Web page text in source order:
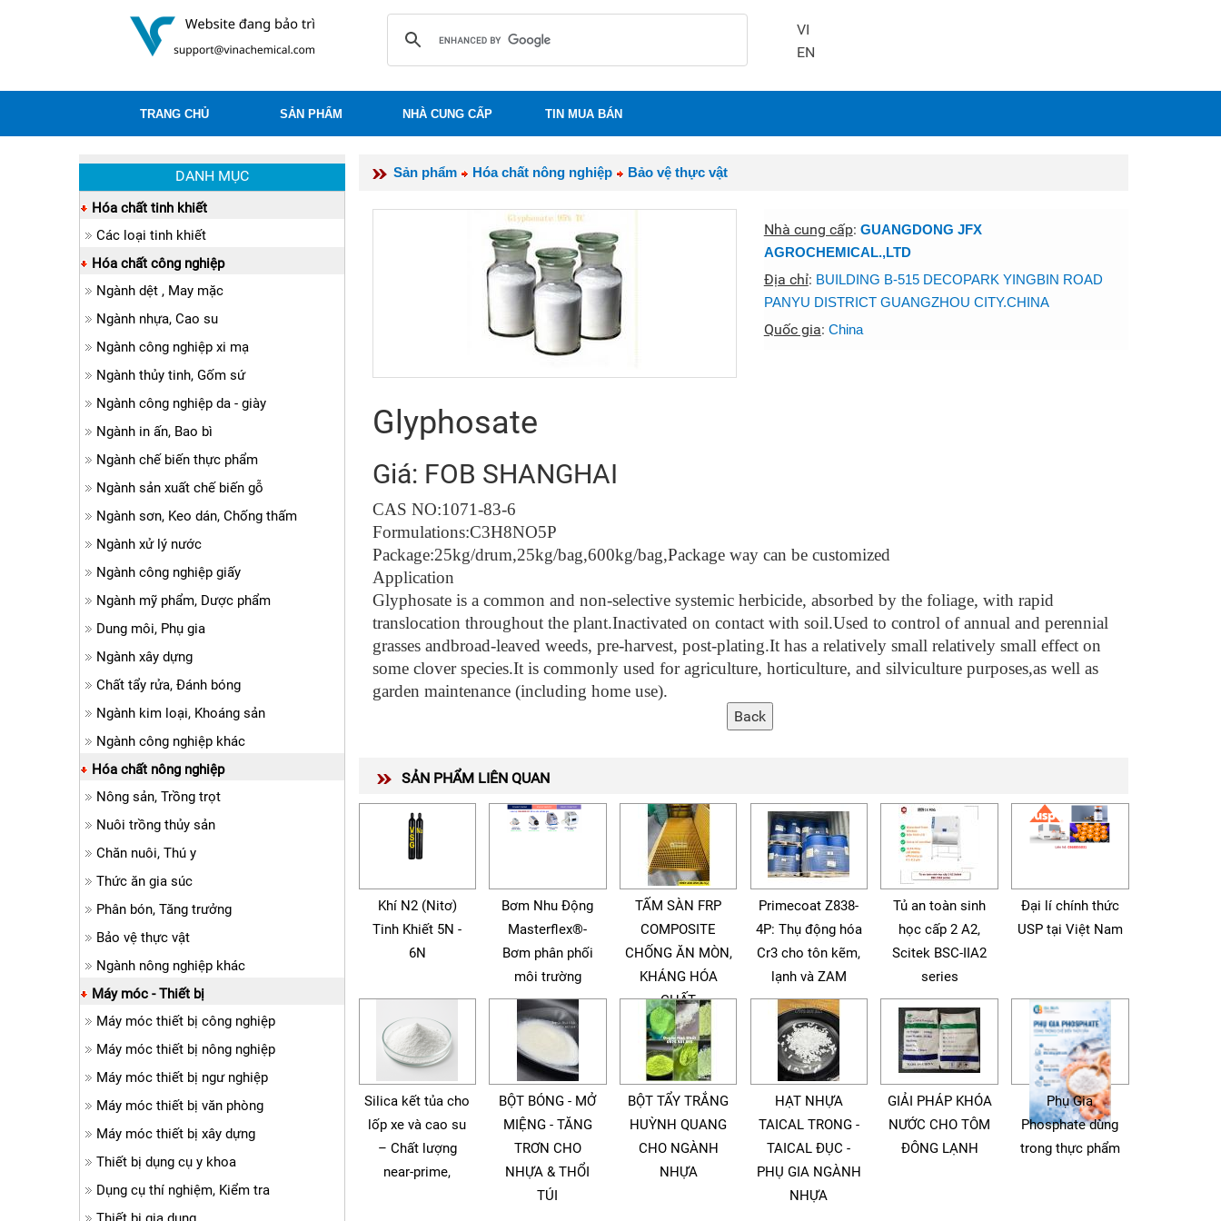
VI
EN
TRANG CHỦ SẢN PHẨM NHÀ CUNG CẤP TIN MUA BÁN
Sản phẩm Hóa chất nông nghiệp Bảo vệ thực vật
Nhà cung cấp: GUANGDONG JFX
AGROCHEMICAL.,LTD
Địa chỉ: BUILDING B-515 DECOPARK YINGBIN ROAD
PANYU DISTRICT GUANGZHOU CITY.CHINA
Quốc gia: China
Glyphosate
Giá: FOB SHANGHAI
CAS NO:1071-83-6
Formulations:C3H8NO5P
Package:25kg/drum,25kg/bag,600kg/bag,Package way can be customized
Application
Glyphosate is a common and non-selective systemic herbicide, absorbed by the foliage, with rapid
translocation throughout the plant.Inactivated on contact with soil.Used to control of annual and perennial
grasses andbroad-leaved weeds, pre-harvest, post-plating.It has a relatively small relatively small effect on
some clover species.It is commonly used for agriculture, horticulture, and silviculture purposes,as well as
garden maintenance (including home use).
SẢN PHẨM LIÊN QUAN
Khí N2 (Nitơ)
Tinh Khiết 5N -
6N
Bơm Nhu Động
Masterflex®-
Bơm phân phối
môi trường
TẤM SÀN FRP
COMPOSITE
CHỐNG ĂN MÒN,
KHÁNG HÓA
CHẤT
Primecoat Z838-
4P: Thụ động hóa
Cr3 cho tôn kẽm,
lạnh và ZAM
Tủ an toàn sinh
học cấp 2 A2,
Scitek BSC-IIA2
series
Đại lí chính thức
USP tại Việt Nam
Silica kết tủa cho
lốp xe và cao su
– Chất lượng
near-prime,
BỘT BÓNG - MỞ
MIỆNG - TĂNG
TRƠN CHO
NHỰA & THỔI
TÚI
BỘT TẨY TRẮNG
HUỲNH QUANG
CHO NGÀNH
NHỰA
HẠT NHỰA
TAICAL TRONG -
TAICAL ĐỤC -
PHỤ GIA NGÀNH
NHỰA
GIẢI PHÁP KHÓA
NƯỚC CHO TÔM
ĐÔNG LẠNH
Phụ Gia
Phosphate dùng
trong thực phẩm
DANH MỤC
Hóa chất tinh khiết
Các loại tinh khiết
Hóa chất công nghiệp
Ngành dệt , May mặc
Ngành nhựa, Cao su
Ngành công nghiệp xi mạ
Ngành thủy tinh, Gốm sứ
Ngành công nghiệp da - giày
Ngành in ấn, Bao bì
Ngành chế biến thực phẩm
Ngành sản xuất chế biến gỗ
Ngành sơn, Keo dán, Chống thấm
Ngành xử lý nước
Ngành công nghiệp giấy
Ngành mỹ phẩm, Dược phẩm
Dung môi, Phụ gia
Ngành xây dựng
Chất tẩy rửa, Đánh bóng
Ngành kim loại, Khoáng sản
Ngành công nghiệp khác
Hóa chất nông nghiệp
Nông sản, Trồng trọt
Nuôi trồng thủy sản
Chăn nuôi, Thú y
Thức ăn gia súc
Phân bón, Tăng trưởng
Bảo vệ thực vật
Ngành nông nghiệp khác
Máy móc - Thiết bị
Máy móc thiết bị công nghiệp
Máy móc thiết bị nông nghiệp
Máy móc thiết bị ngư nghiệp
Máy móc thiết bị văn phòng
Máy móc thiết bị xây dựng
Thiết bị dụng cụ y khoa
Dụng cụ thí nghiệm, Kiểm tra